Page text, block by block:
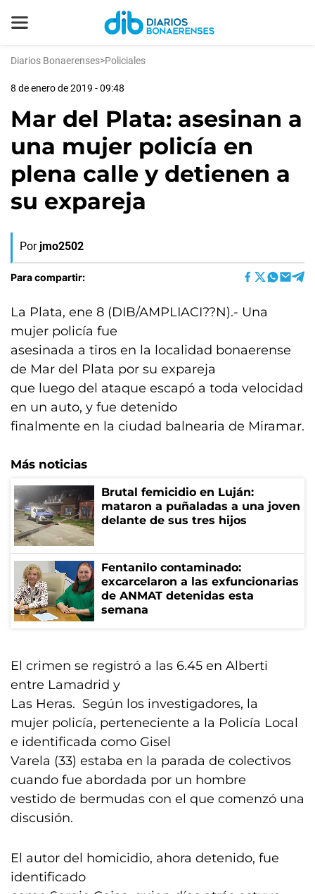
Diarios Bonaerenses>Policiales
8 de enero de 2019 - 09:48
Mar del Plata: asesinan a
una mujer policía en
plena calle y detienen a
su expareja
Por jmo2502
Para compartir:
La Plata, ene 8 (DIB/AMPLIACI??N).- Una
mujer policía fue
asesinada a tiros en la localidad bonaerense
de Mar del Plata por su expareja
que luego del ataque escapó a toda velocidad
en un auto, y fue detenido
finalmente en la ciudad balnearia de Miramar.
Más noticias
Brutal femicidio en Luján:
mataron a puñaladas a una joven
delante de sus tres hijos
Fentanilo contaminado:
excarcelaron a las exfuncionarias
de ANMAT detenidas esta
semana
El crimen se registró a las 6.45 en Alberti
entre Lamadrid y
Las Heras. Según los investigadores, la
mujer policía, perteneciente a la Policía Local
e identificada como Gisel
Varela (33) estaba en la parada de colectivos
cuando fue abordada por un hombre
vestido de bermudas con el que comenzó una
discusión.
El autor del homicidio, ahora detenido, fue
identificado